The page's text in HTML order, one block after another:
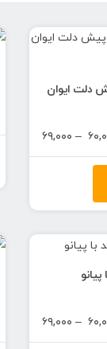
دلت ایوان
– ۶۹,۰۰۰
محدوده
قیمت:
۶۹,۰۰۰ تومان
– ۶۹,۰۰۰
قیمت: